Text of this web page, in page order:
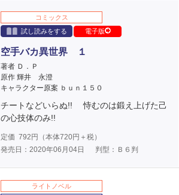
コミックス
試し読みをする
電子版
空手バカ異世界 １
著者 Ｄ．Ｐ
原作 輝井 永澄
キャラクター原案 ｂｕｎ１５０
チートなどいらぬ!! 恃むのは鍛え上げた己
の心技体のみ!!
定価 792 円（本体720円＋税）
発売日：2020年06月04日
判型：Ｂ６判
ライトノベル